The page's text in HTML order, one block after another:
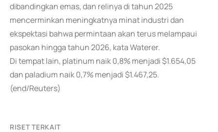
dibandingkan emas, dan relinya di tahun 2025
mencerminkan meningkatnya minat industri dan
ekspektasi bahwa permintaan akan terus melampaui
pasokan hingga tahun 2026, kata Waterer.
Di tempat lain, platinum naik 0,8% menjadi $1.654,05
dan paladium naik 0,7% menjadi $1.467,25.
(end/Reuters)
RISET TERKAIT